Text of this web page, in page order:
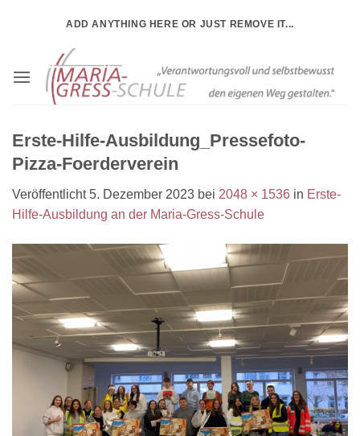
ADD ANYTHING HERE OR JUST REMOVE IT...
Erste-Hilfe-Ausbildung_Pressefoto-
Pizza-Foerderverein
Veröffentlicht 5. Dezember 2023 bei 2048 × 1536 in Erste-
Hilfe-Ausbildung an der Maria-Gress-Schule